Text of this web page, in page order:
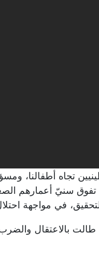
تجاه أطفالنا،
سنيّ أعمارهم
في مواجهة
بالاعتقال